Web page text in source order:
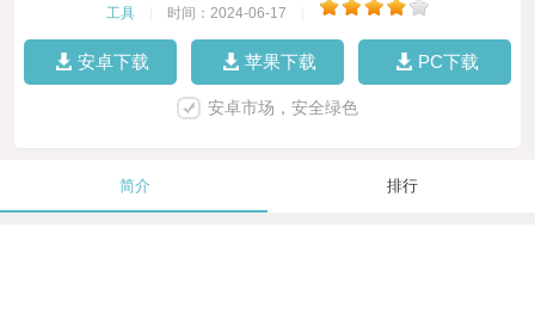
工具 时间：2024-06-17
安卓下载 苹果下载 PC下载
安卓市场，安全绿色
简介 排行